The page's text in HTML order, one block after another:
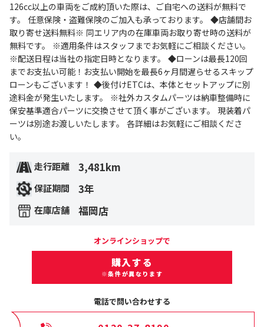
126cc以上の車両をご成約頂いた際は、ご自宅への送料が無料で
す。 任意保険・盗難保険のご加入も承っております。 ◆店舗間お
取り寄せ送料無料※ 同エリア内の在庫車両お取り寄せ時の送料が
無料です。 ※適用条件はスタッフまでお気軽にご相談ください。
※配送日程は当社の指定日時となります。 ◆ローンは最長120回
までお支払い可能！お支払い開始を最長6ヶ月間遅らせるスキップ
ローンもございます！ ◆後付けETCは、本体とセットアップに別
途料金が発生いたします。 ※社外カスタムパーツは納車整備時に
保安基準適合パーツに交換させて頂く事がございます。 現装着パ
ーツは別途お渡しいたします。 各詳細はお気軽にご相談くださ
い。
走行距離 3,481km
保証期間 3年
在庫店舗 福岡店
オンラインショップで
購入する
※条件が異なります
電話で問い合わせする